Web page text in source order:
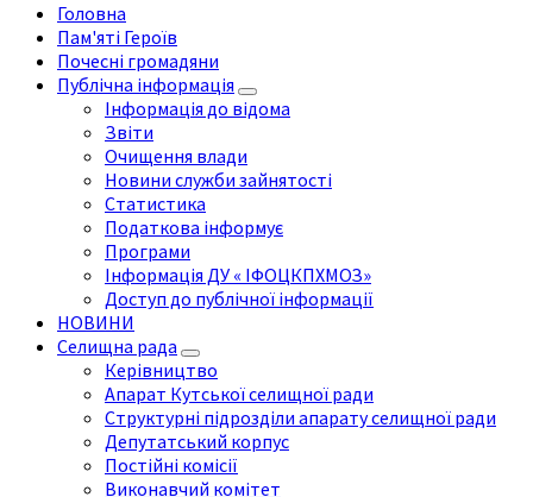
Головна
Пам'яті Героїв
Почесні громадяни
Публічна інформація
Інформація до відома
Звіти
Очищення влади
Новини служби зайнятості
Статистика
Податкова інформує
Програми
Інформація ДУ « ІФОЦКПХМОЗ»
Доступ до публічної інформації
НОВИНИ
Селищна рада
Керівництво
Апарат Кутської селищної ради
Структурні підрозділи апарату селищної ради
Депутатський корпус
Постійні комісії
Виконавчий комітет